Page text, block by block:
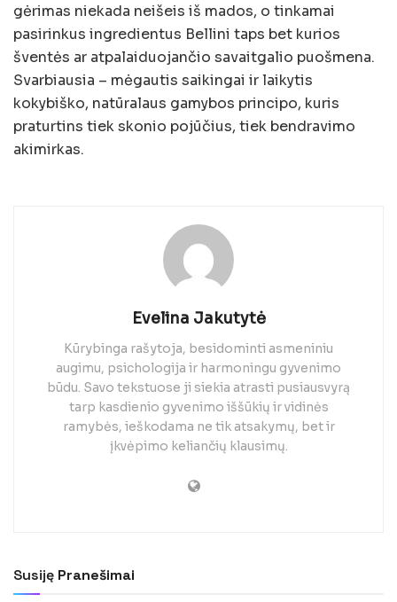
gėrimas niekada neišeis iš mados, o tinkamai
pasirinkus ingredientus Bellini taps bet kurios
šventės ar atpalaiduojančio savaitgalio puošmena.
Svarbiausia – mėgautis saikingai ir laikytis
kokybiško, natūralaus gamybos principo, kuris
praturtins tiek skonio pojūčius, tiek bendravimo
akimirkas.
Evelina Jakutytė
Kūrybinga rašytoja, besidominti asmeniniu
augimu, psichologija ir harmoningu gyvenimo
būdu. Savo tekstuose ji siekia atrasti pusiausvyrą
tarp kasdienio gyvenimo iššūkių ir vidinės
ramybės, ieškodama ne tik atsakymų, bet ir
įkvėpimo keliančių klausimų.
Susiję Pranešimai